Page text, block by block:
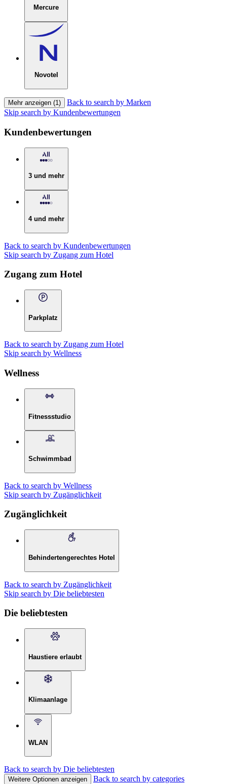
Mercure
Novotel
Mehr anzeigen (1)
Back to search by Marken
Skip search by Kundenbewertungen
Kundenbewertungen
3 und mehr
4 und mehr
Back to search by Kundenbewertungen
Skip search by Zugang zum Hotel
Zugang zum Hotel
Parkplatz
Back to search by Zugang zum Hotel
Skip search by Wellness
Wellness
Fitnessstudio
Schwimmbad
Back to search by Wellness
Skip search by Zugänglichkeit
Zugänglichkeit
Behindertengerechtes Hotel
Back to search by Zugänglichkeit
Skip search by Die beliebtesten
Die beliebtesten
Haustiere erlaubt
Klimaanlage
WLAN
Back to search by Die beliebtesten
Weitere Optionen anzeigen Back to search by categories